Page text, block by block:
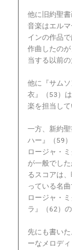
他に旧約聖
音楽はエル
インの作品
作曲したの
当する以前の
他に『サム
衣』（53）
楽を担当して
一方、新約
ハー』（59）
ロージャ・
が一般でし
るスコアは
っている名曲
ロージャ・
ラ』（62）
先にも書い
ーなメロデ